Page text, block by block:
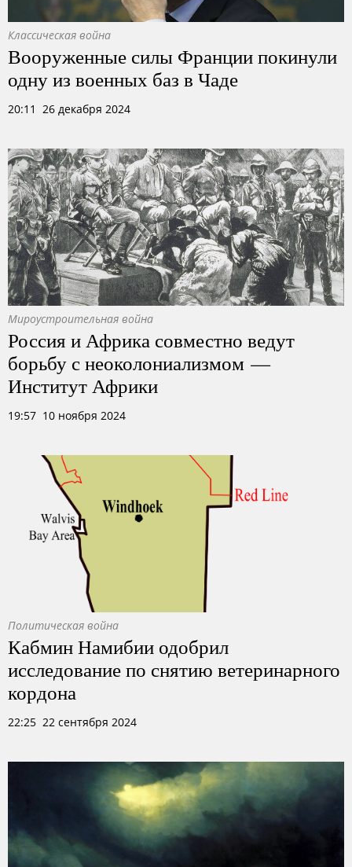
Классическая война
Вооруженные силы Франции покинули
одну из военных баз в Чаде
20:11 26 декабря 2024
Мироустроительная война
Россия и Африка совместно ведут
борьбу с неоколониализмом —
Институт Африки
19:57 10 ноября 2024
Политическая война
Кабмин Намибии одобрил
исследование по снятию ветеринарного
кордона
22:25 22 сентября 2024